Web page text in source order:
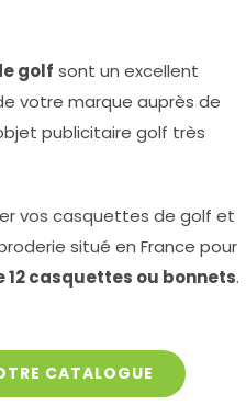
golf sont un excellent
votre marque auprès de
publicitaire golf très
vos casquettes de golf et
situé en France pour
casquettes ou bonnets.
CATALOGUE